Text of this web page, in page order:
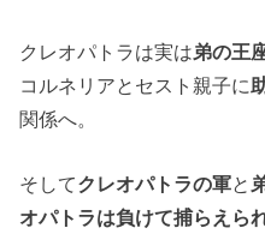
クレオパトラは実は弟の王
コルネリアとセスト親子に
関係へ。
そしてクレオパトラの軍と
オパトラは負けて捕らえら